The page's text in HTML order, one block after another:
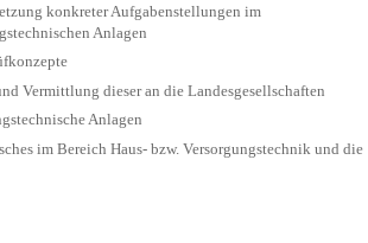
konkreter Aufgabenstellungen im
Anlagen
Vermittlung dieser an die Landesgesellschaften
Anlagen
im Bereich Haus- bzw. Versorgungstechnik und die